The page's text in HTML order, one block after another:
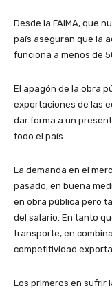
Desde la FAIMA, que
país aseguran que la
funciona a menos de
El apagón de la obra
exportaciones de las
dar forma a un
todo el país.
La demanda en el
pasado, en buena
en obra pública pero
del salario. En tanto
transporte, en
competitividad
Los primeros en sufrir